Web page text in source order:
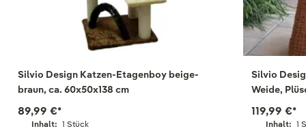
Silvio Design Katzen-Etagenboy beige-
braun, ca. 60x50x138 cm
Inhalt: 1 Stück
89,99 €*
Silvio
Weide,
Inhalt: 1
119,99 €*